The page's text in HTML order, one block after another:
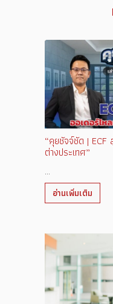
“คุยชัจจ์ชัด | ECF
ต่างประเทศ”
...
อ่านเพิ่มเติม